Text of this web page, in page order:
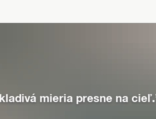
mieria presne na